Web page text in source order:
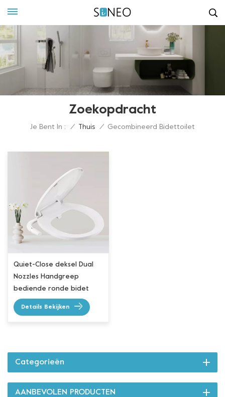
Zoekopdracht
Je Bent In : / Thuis / Gecombineerd Bidettoilet
Quiet-Close deksel Dual
Nozzles Handgreep
bediende ronde bidet
toiletbril
Details Bekijken
Categorieën
AANBEVOLEN PRODUCTEN